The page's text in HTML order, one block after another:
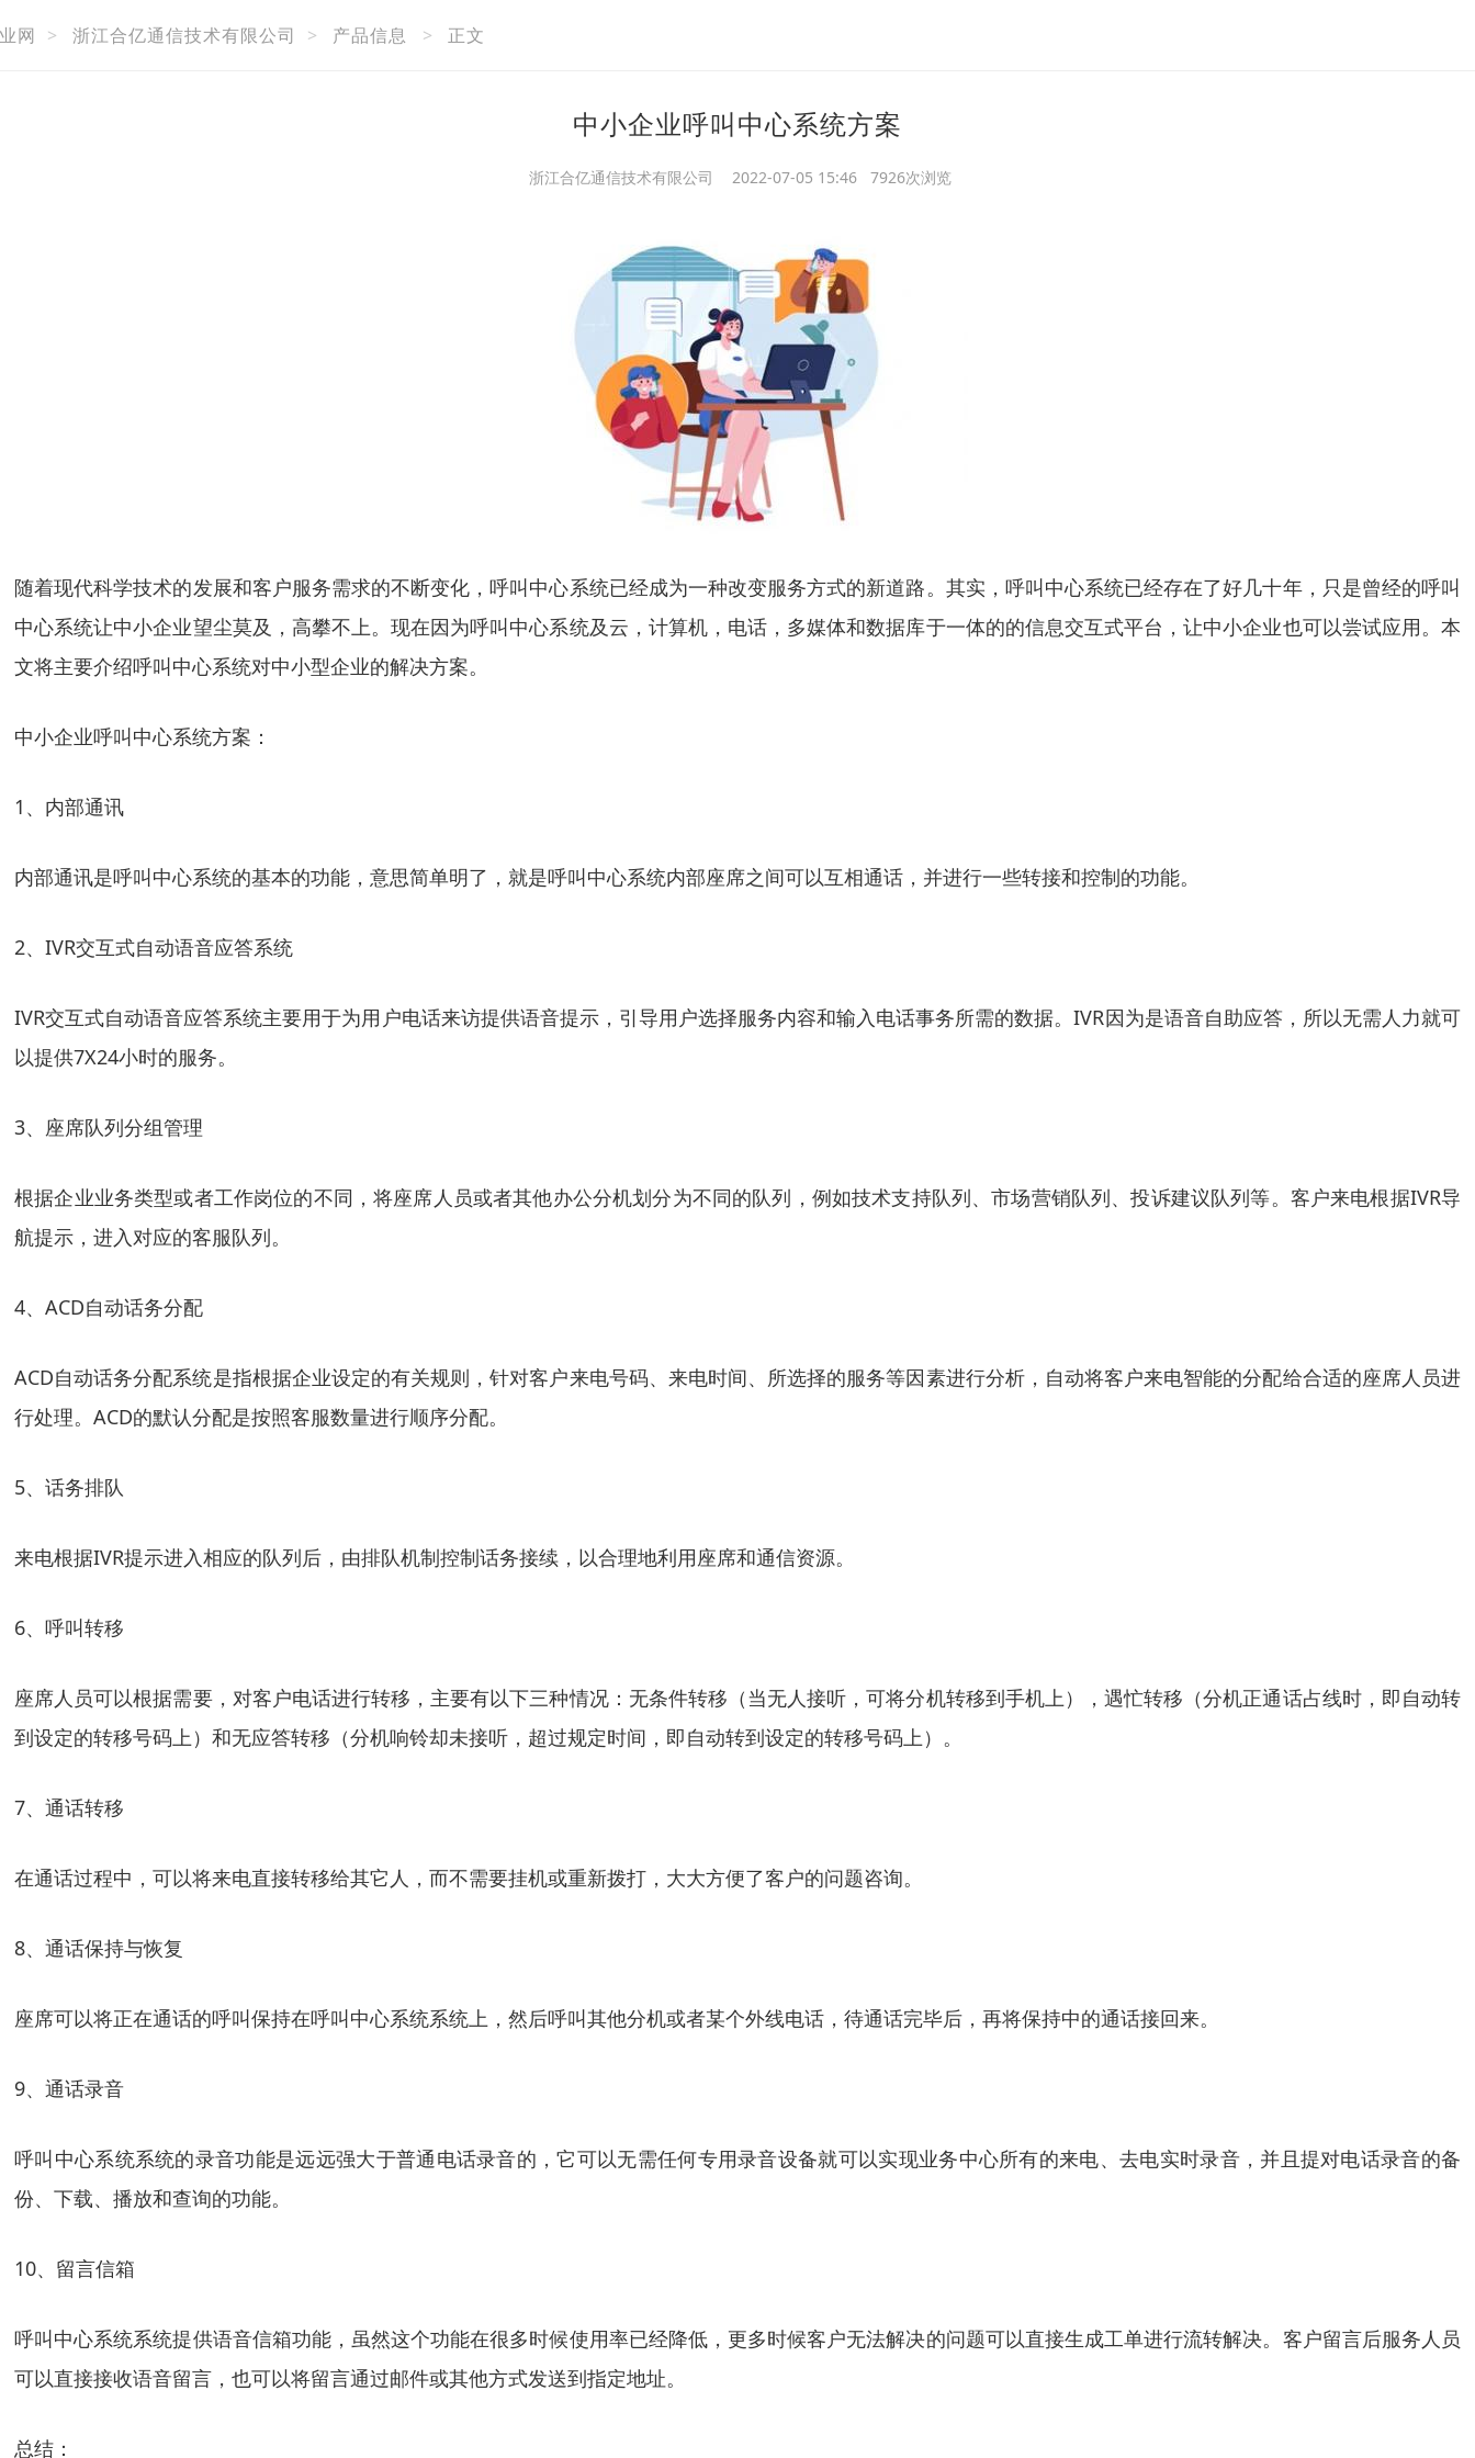
网 > 浙江合亿通信技术有限公司 > 产品信息 > 正文
中小企业呼叫中心系统方案
浙江合亿通信技术有限公司 2022-07-05 15:46 7926次浏览
随着现代科学技术的发展和客户服务需求的不断变化，呼叫中心系统已经成为一种改变服务方式的新道路。其实，呼叫中心系统已经存在了好几十年，只是曾经的呼叫
中心系统让中小企业望尘莫及，高攀不上。现在因为呼叫中心系统及云，计算机，电话，多媒体和数据库于一体的的信息交互式平台，让中小企业也可以尝试应用。本
文将主要介绍呼叫中心系统对中小型企业的解决方案。
中小企业呼叫中心系统方案：
1、内部通讯
内部通讯是呼叫中心系统的基本的功能，意思简单明了，就是呼叫中心系统内部座席之间可以互相通话，并进行一些转接和控制的功能。
2、IVR交互式自动语音应答系统
IVR交互式自动语音应答系统主要用于为用户电话来访提供语音提示，引导用户选择服务内容和输入电话事务所需的数据。IVR因为是语音自助应答，所以无需人力就可
以提供7X24小时的服务。
3、座席队列分组管理
根据企业业务类型或者工作岗位的不同，将座席人员或者其他办公分机划分为不同的队列，例如技术支持队列、市场营销队列、投诉建议队列等。客户来电根据IVR导
航提示，进入对应的客服队列。
4、ACD自动话务分配
ACD自动话务分配系统是指根据企业设定的有关规则，针对客户来电号码、来电时间、所选择的服务等因素进行分析，自动将客户来电智能的分配给合适的座席人员进
行处理。ACD的默认分配是按照客服数量进行顺序分配。
5、话务排队
来电根据IVR提示进入相应的队列后，由排队机制控制话务接续，以合理地利用座席和通信资源。
6、呼叫转移
座席人员可以根据需要，对客户电话进行转移，主要有以下三种情况：无条件转移（当无人接听，可将分机转移到手机上），遇忙转移（分机正通话占线时，即自动转
到设定的转移号码上）和无应答转移（分机响铃却未接听，超过规定时间，即自动转到设定的转移号码上）。
7、通话转移
在通话过程中，可以将来电直接转移给其它人，而不需要挂机或重新拨打，大大方便了客户的问题咨询。
8、通话保持与恢复
座席可以将正在通话的呼叫保持在呼叫中心系统系统上，然后呼叫其他分机或者某个外线电话，待通话完毕后，再将保持中的通话接回来。
9、通话录音
呼叫中心系统系统的录音功能是远远强大于普通电话录音的，它可以无需任何专用录音设备就可以实现业务中心所有的来电、去电实时录音，并且提对电话录音的备
份、下载、播放和查询的功能。
10、留言信箱
呼叫中心系统系统提供语音信箱功能，虽然这个功能在很多时候使用率已经降低，更多时候客户无法解决的问题可以直接生成工单进行流转解决。客户留言后服务人员
可以直接接收语音留言，也可以将留言通过邮件或其他方式发送到指定地址。
总结：